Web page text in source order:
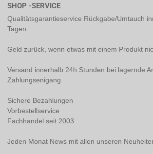
SHOP -SERVICE
Qualitätsgarantieservice Rückgabe/Umtauch
Tagen.
Geld zurück, wenn etwas mit einem Produkt
Versand innerhalb 24h Stunden bei lagernde
Zahlungsenigang
Sichere Bezahlungen
Vorbestellservice
Fachhandel seit 2003
Jeden Monat News mit allen unseren